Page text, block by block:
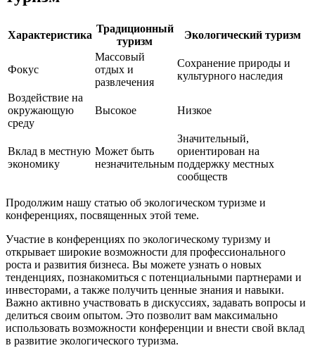
Характеристика
Традиционный
туризм
Экологический туризм
Фокус
Массовый
отдых и
развлечения
Сохранение природы и
культурного наследия
Воздействие на
окружающую
среду
Высокое Низкое
Вклад в местную
экономику
Может быть
незначительным
Значительный,
ориентирован на
поддержку местных
сообществ
Продолжим нашу статью об экологическом туризме и
конференциях, посвященных этой теме.
Участие в конференциях по экологическому туризму и
открывает широкие возможности для профессионального
роста и развития бизнеса. Вы можете узнать о новых
тенденциях, познакомиться с потенциальными партнерами и
инвесторами, а также получить ценные знания и навыки.
Важно активно участвовать в дискуссиях, задавать вопросы и
делиться своим опытом. Это позволит вам максимально
использовать возможности конференции и внести свой вклад
в развитие экологического туризма.